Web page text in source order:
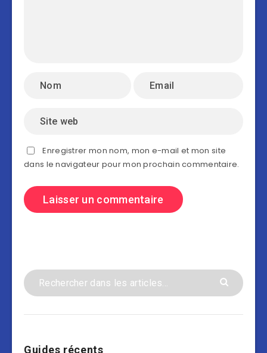
Enregistrer mon nom, mon e-mail et mon site
dans le navigateur pour mon prochain commentaire.
Guides récents